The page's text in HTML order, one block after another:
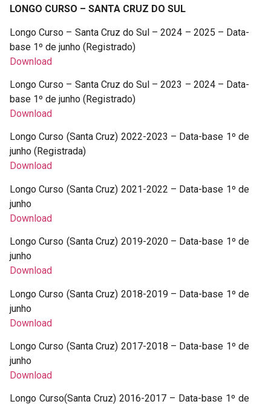
LONGO CURSO – SANTA CRUZ DO SUL
Longo Curso – Santa Cruz do Sul – 2024 – 2025 – Data-
base 1º de junho (Registrado)
Download
Longo Curso – Santa Cruz do Sul – 2023 – 2024 – Data-
base 1º de junho (Registrado)
Download
Longo Curso (Santa Cruz) 2022-2023 – Data-base 1º de
junho (Registrada)
Download
Longo Curso (Santa Cruz) 2021-2022 – Data-base 1º de
junho
Download
Longo Curso (Santa Cruz) 2019-2020 – Data-base 1º de
junho
Download
Longo Curso (Santa Cruz) 2018-2019 – Data-base 1º de
junho
Download
Longo Curso (Santa Cruz) 2017-2018 – Data-base 1º de
junho
Download
Longo Curso(Santa Cruz) 2016-2017 – Data-base 1º de